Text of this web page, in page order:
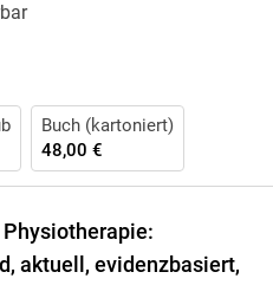
Buch (kartoniert)
48,00 €
Physiotherapie:
aktuell, evidenzbasiert,